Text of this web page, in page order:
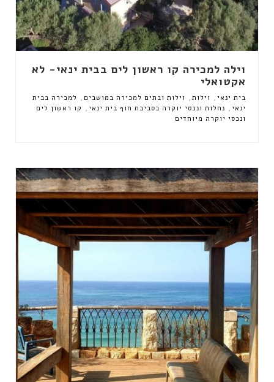
וילה למכירה קו ראשון לים בבית ינאי- לא
אקטואלי
בית ינאי , וילות , וילות ובתים למכירה במושבים , למכירה בבית
ינאי , נחלות ונכסי יוקרה בסביבת חוף בית ינאי , קו ראשון לים
ונכסי יוקרה מיוחדים